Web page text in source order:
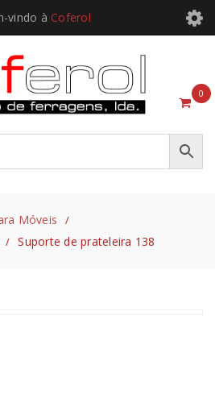
vindo à Coferol
0
Móveis /
/ Suporte de prateleira 138